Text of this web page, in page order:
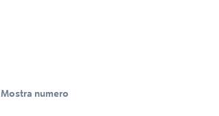
Mostra numero